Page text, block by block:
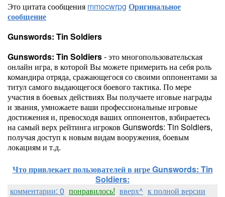
Это цитата сообщения mmocwrpg Оригинальное
сообщение
Gunswords: Tin Soldiers
Gunswords: Tin Soldiers- это многопользовательская
онлайн игра, в которой Вы можете примерить на себя роль
командира отряда, сражающегося со своими оппонентами за
титул самого выдающегося боевого тактика. По мере
участия в боевых действиях Вы получаете иговые награды
и звания, умножаете ваши профессиональные игровые
достижения и, превосходя ваших оппонентов, взбираетесь
на самый верх рейтинга игроков Gunswords: Tin Soldiers,
получая доступ к новым видам вооружения, боевым
локациям и т.д.
Что привлекает пользователей в игре Gunswords: Tin
Soldiers:
комментарии: 0 понравилось! вверх^ к полной версии